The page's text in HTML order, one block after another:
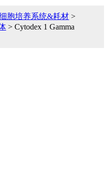
胞培养系统&耗材 >
> Cytodex 1 Gamma